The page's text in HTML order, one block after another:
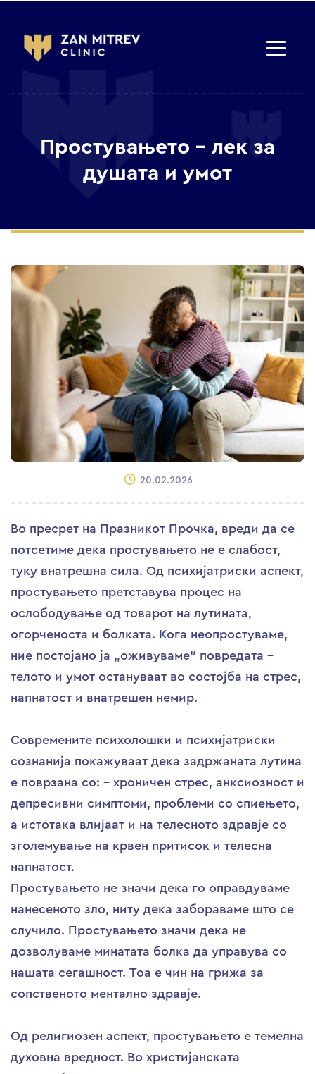
Простувањето – лек за
душата и умот
20.02.2026
Во пресрет на Празникот Прочка, вреди да се
потсетиме дека простувањето не е слабост,
туку внатрешна сила. Од психијатриски аспект,
простувањето претставува процес на
ослободување од товарот на лутината,
огорченоста и болката. Кога неопростуваме,
ние постојано ја „оживуваме“ повредата –
телото и умот остануваат во состојба на стрес,
напнатост и внатрешен немир.
Современите психолошки и психијатриски
сознанија покажуваат дека задржаната лутина
е поврзана со: – хроничен стрес, анксиозност и
депресивни симптоми, проблеми со спиењето,
а истотака влијаат и на телесното здравје со
зголемување на крвен притисок и телесна
напнатост.
Простувањето не значи дека го оправдуваме
нанесеното зло, ниту дека забораваме што се
случило. Простувањето значи дека не
дозволуваме минатата болка да управува со
нашата сегашност. Тоа е чин на грижа за
сопственото ментално здравје.
Од религиозен аспект, простувањето е темелна
духовна вредност. Во христијанската